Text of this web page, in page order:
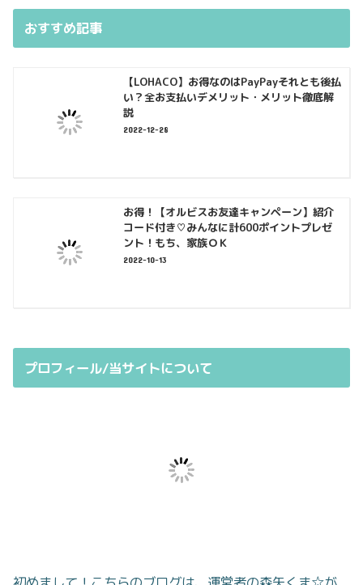
おすすめ記事
【LOHACO】お得なのはPayPayそれとも後払
い？全お支払いデメリット・メリット徹底解
説
2022-12-28
お得！【オルビスお友達キャンペーン】紹介
コード付き♡みんなに計600ポイントプレゼ
ント！もち、家族ＯＫ
2022-10-13
プロフィール/当サイトについて